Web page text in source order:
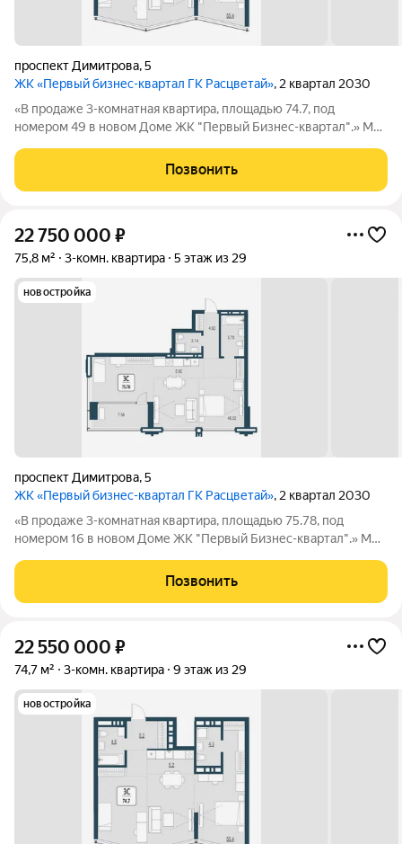
проспект Димитрова,5
ЖК «Первый бизнес-квартал ГК Расцветай», 2 квартал 2030
«В продаже 3-комнатная квартира, площадью 74.7, под
номером 49 в новом Доме ЖК "Первый Бизнес-квартал".» Мы
где раньше находился торговый центр ЦУМ. На его месте мы
строим квартал, где жилье,
Позвонить
22 750 000 ₽
75,8 м² 3-комн. квартира 5 этаж из 29
новостройка
проспект Димитрова,5
ЖК «Первый бизнес-квартал ГК Расцветай», 2 квартал 2030
«В продаже 3-комнатная квартира, площадью 75.78, под
номером 16 в новом Доме ЖК "Первый Бизнес-квартал".» Мы
где раньше находился торговый центр ЦУМ. На его месте мы
строим квартал, где жилье,
Позвонить
22 550 000 ₽
74,7 м² 3-комн. квартира 9 этаж из 29
новостройка